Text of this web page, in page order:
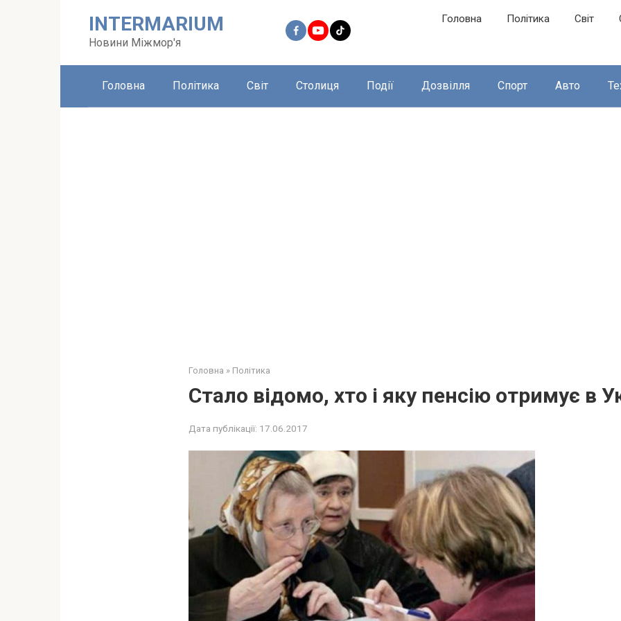
INTERMARIUM
Новини Міжмор'я
Головна Політика Світ
Головна Політика Світ Столиця Події Дозвілля Спорт Авто
Головна » Політика
Стало відомо, хто і яку пенсію отримує в
Дата публікації: 17.06.2017